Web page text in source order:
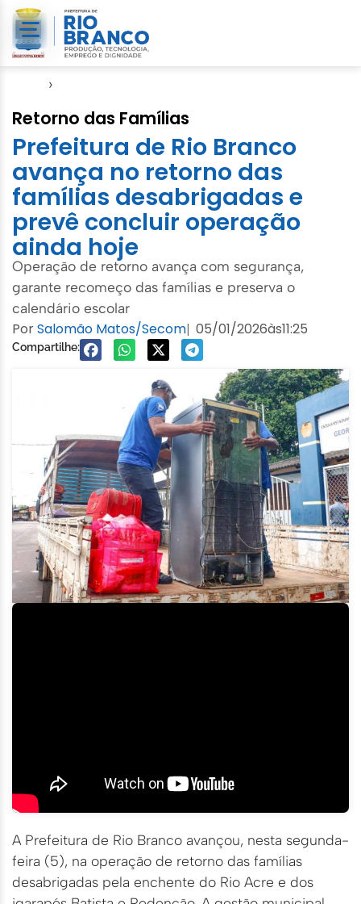
›
Retorno das Famílias
Prefeitura de Rio Branco
avança no retorno das
famílias desabrigadas e
prevê concluir operação
ainda hoje
Operação de retorno avança com segurança,
garante recomeço das famílias e preserva o
calendário escolar
PorSalomão Matos/Secom| 05/01/2026às11:25
Compartilhe:
A Prefeitura de Rio Branco avançou, nesta segunda-
feira (5), na operação de retorno das famílias
desabrigadas pela enchente do Rio Acre e dos